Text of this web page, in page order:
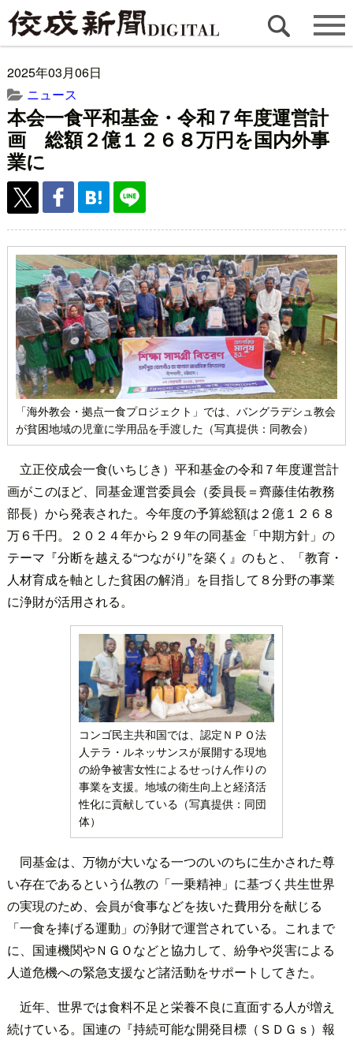
2025年03月06日
ニュース
本会一食平和基金・令和７年度運営計
画 総額２億１２６８万円を国内外事
業に
「海外教会・拠点一食プロジェクト」では、バングラデシュ教会
が貧困地域の児童に学用品を手渡した（写真提供：同教会）
立正佼成会一食(いちじき）平和基金の令和７年度運営計
画がこのほど、同基金運営委員会（委員長＝齊藤佳佑教務
部長）から発表された。今年度の予算総額は２億１２６８
万６千円。２０２４年から２９年の同基金「中期方針」の
テーマ『分断を越える“つながり”を築く』のもと、「教育・
人材育成を軸とした貧困の解消」を目指して８分野の事業
に浄財が活用される。
コンゴ民主共和国では、認定ＮＰＯ法
人テラ・ルネッサンスが展開する現地
の紛争被害女性によるせっけん作りの
事業を支援。地域の衛生向上と経済活
性化に貢献している（写真提供：同団
体）
同基金は、万物が大いなる一つのいのちに生かされた尊
い存在であるという仏教の「一乗精神」に基づく共生世界
の実現のため、会員が食事などを抜いた費用分を献じる
「一食を捧げる運動」の浄財で運営されている。これまで
に、国連機関やＮＧＯなどと協力して、紛争や災害による
人道危機への緊急支援など諸活動をサポートしてきた。
近年、世界では食料不足と栄養不良に直面する人が増え
続けている。国連の『持続可能な開発目標（ＳＤＧｓ）報